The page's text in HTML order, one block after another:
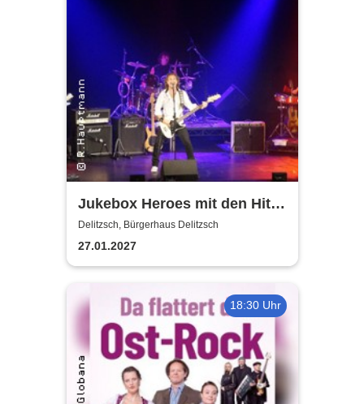
Jukebox Heroes mit den Hits
von Sweet, Slade u.v.a. - 2027
Delitzsch, Bürgerhaus Delitzsch
27.01.2027
18:30 Uhr